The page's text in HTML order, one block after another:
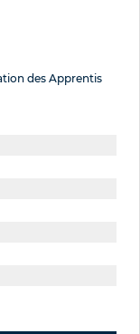
des Apprentis